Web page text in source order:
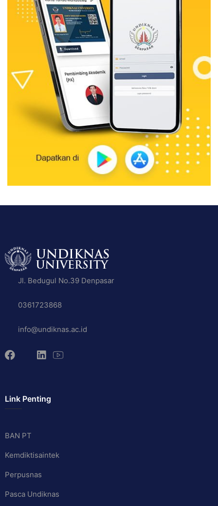
Jl. Bedugul No.39 Denpasar
0361723868
info@undiknas.ac.id
Link Penting
BAN PT
Kemdiktisaintek
Perpusnas
Pasca Undiknas